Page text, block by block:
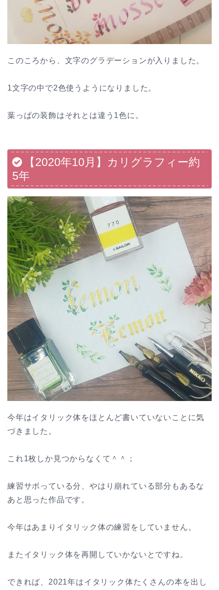
このころから、文字のグラデーションが入りました。
1文字の中で2色使うようになりました。
葉っぱの装飾はそれとは違う1色に。
【2020年10月】カリグラフィー約
5年
今年はイタリック体をほとんど書いていないことに気
づきました。
これ1枚しか見つからなくて＾＾；
練習サボっている分、やはり崩れている部分もあるな
あと思った作品です。
今年はあまりイタリック体の練習をしていません。
またイタリック体を再開していかないとですね。
できれば、2021年はイタリック体たくさんの本を出し